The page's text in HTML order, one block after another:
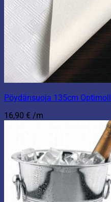
Pöydänsuoja 135cm Optimoll
16,90 € /m